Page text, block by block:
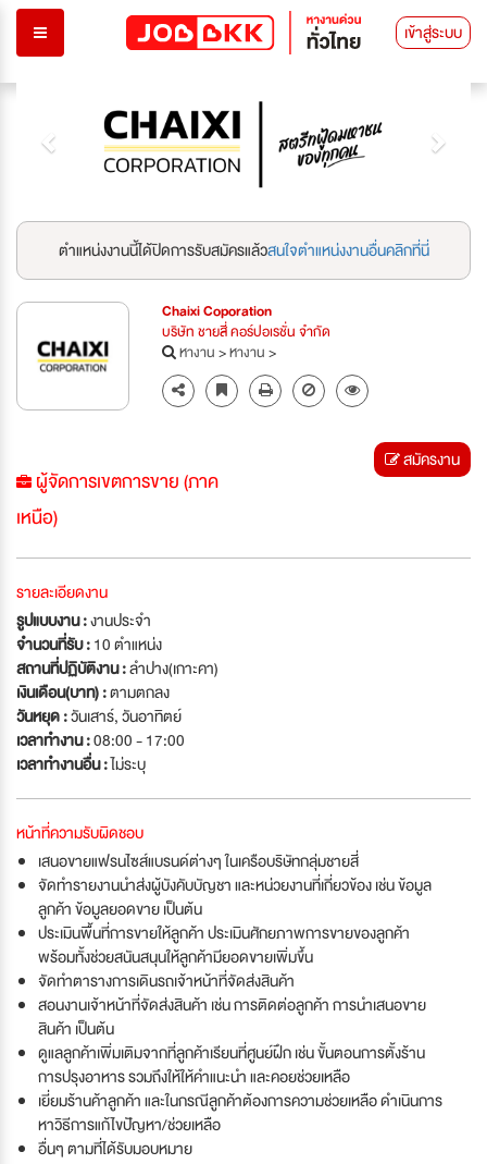
เข้าสู่ระบบ
ตำแหน่งงานนี้ได้ปิดการรับสมัครแล้วสนใจตำแหน่งงานอื่นคลิกที่นี่
Chaixi Coporation
บริษัท ชายสี่ คอร์ปอเรชั่น จำกัด
หางาน>หางาน>
ผู้จัดการเขตการขาย (ภาค
เหนือ)
สมัครงาน
รายละเอียดงาน
รูปแบบงาน :งานประจำ
จำนวนที่รับ :10 ตำแหน่ง
สถานที่ปฏิบัติงาน :ลำปาง(เกาะคา)
เงินเดือน(บาท) :ตามตกลง
วันหยุด :วันเสาร์,วันอาทิตย์
เวลาทำงาน :08:00 - 17:00
เวลาทำงานอื่น :ไม่ระบุ
หน้าที่ความรับผิดชอบ
เสนอขายแฟรนไซส์แบรนด์ต่างๆ ในเครือบริษัทกลุ่มชายสี่
จัดทำรายงานนำส่งผู้บังคับบัญชา และหน่วยงานที่เกี่ยวข้อง เช่น ข้อมูล
ลูกค้า ข้อมูลยอดขาย เป็นต้น
ประเมินพื้นที่การขายให้ลูกค้า ประเมินศักยภาพการขายของลูกค้า
พร้อมทั้งช่วยสนันสนุนให้ลูกค้ามียอดขายเพิ่มขึ้น
จัดทำตารางการเดินรถเจ้าหน้าที่จัดส่งสินค้า
สอนงานเจ้าหน้าที่จัดส่งสินค้า เช่น การติดต่อลูกค้า การนำเสนอขาย
สินค้า เป็นต้น
ดูแลลูกค้าเพิ่มเติมจากที่ลูกค้าเรียนที่ศูนย์ฝึก เช่น ขั้นตอนการตั้งร้าน
การปรุงอาหาร รวมถึงให้ให้คำแนะนำ และคอยช่วยเหลือ
เยี่ยมร้านค้าลูกค้า และในกรณีลูกค้าต้องการความช่วยเหลือ ดำเนินการ
หาวิธีการแก้ไขปัญหา/ช่วยเหลือ
อื่นๆ ตามที่ได้รับมอบหมาย